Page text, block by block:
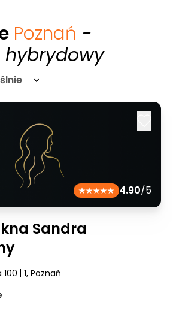
Poznań -
4.90/5
Sandra
| 1, Poznań